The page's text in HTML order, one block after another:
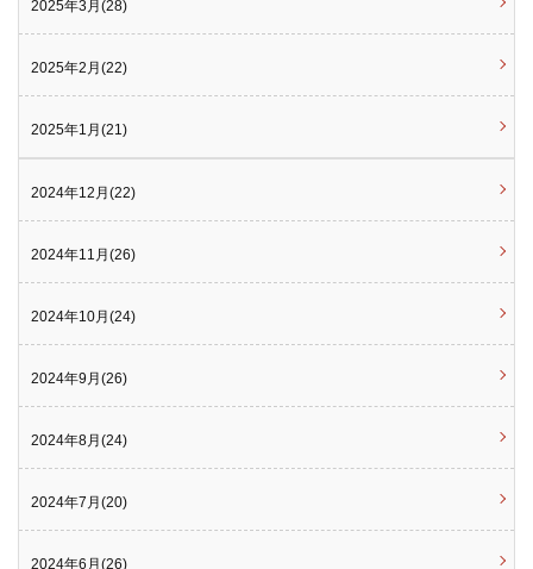
2025年3月(28)
2025年2月(22)
2025年1月(21)
2024年12月(22)
2024年11月(26)
2024年10月(24)
2024年9月(26)
2024年8月(24)
2024年7月(20)
2024年6月(26)